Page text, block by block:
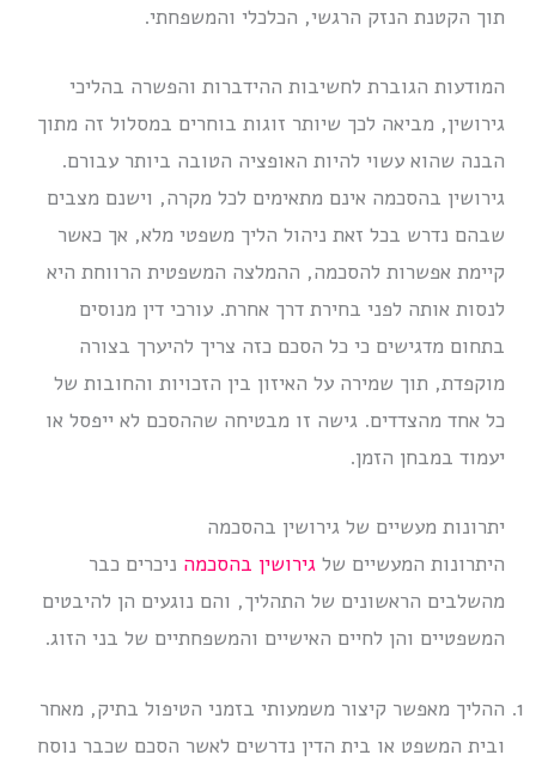
תוך הקטנת הנזק הרגשי, הכלכלי והמשפחתי.
המודעות הגוברת לחשיבות ההידברות והפשרה בהליכי
גירושין, מביאה לכך שיותר זוגות בוחרים במסלול זה מתוך
הבנה שהוא עשוי להיות האופציה הטובה ביותר עבורם.
גירושין בהסכמה אינם מתאימים לכל מקרה, וישנם מצבים
שבהם נדרש בכל זאת ניהול הליך משפטי מלא, אך כאשר
קיימת אפשרות להסכמה, ההמלצה המשפטית הרווחת היא
לנסות אותה לפני בחירת דרך אחרת. עורכי דין מנוסים
בתחום מדגישים כי כל הסכם כזה צריך להיערך בצורה
מוקפדת, תוך שמירה על האיזון בין הזכויות והחובות של
כל אחד מהצדדים. גישה זו מבטיחה שההסכם לא ייפסל או
יעמוד במבחן הזמן.
יתרונות מעשיים של גירושין בהסכמה
היתרונות המעשיים שלגירושין בהסכמה ניכרים כבר
מהשלבים הראשונים של התהליך, והם נוגעים הן להיבטים
המשפטיים והן לחיים האישיים והמשפחתיים של בני הזוג.
ההליך מאפשר קיצור משמעותי בזמני הטיפול בתיק, מאחר
ובית המשפט או בית הדין נדרשים לאשר הסכם שכבר נוסח